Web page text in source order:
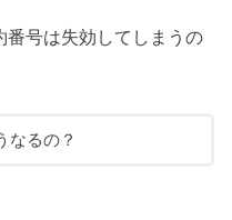
番号は失効してしまうの
なるの？